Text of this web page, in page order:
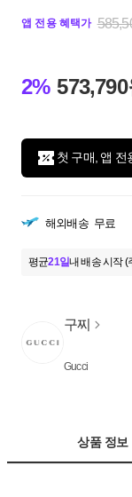
앱 전용 혜택가
2% 573,790
첫 구매, 앱 전
해외배송 무료
평균21일내 배송 시작 (
구찌
Gucci
상품 정보